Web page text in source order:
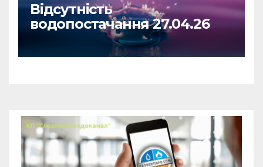
Відсутність
водопостачання 27.04.26